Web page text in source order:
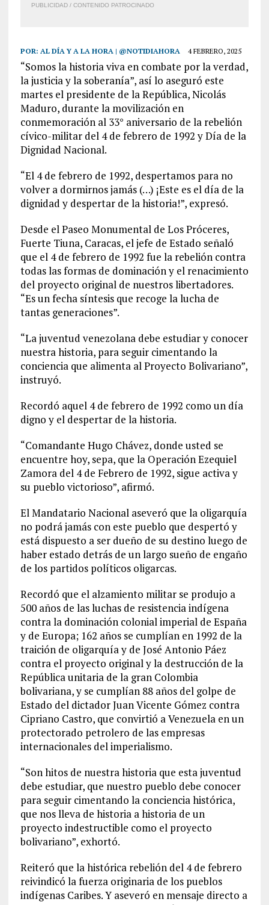
PUBLICIDAD / CONTENIDO PATROCINADO
POR: AL DÍA Y A LA HORA | @NOTIDIAHORA 4 FEBRERO, 2025
“Somos la historia viva en combate por la verdad,
la justicia y la soberanía”, así lo aseguró este
martes el presidente de la República, Nicolás
Maduro, durante la movilización en
conmemoración al 33° aniversario de la rebelión
cívico-militar del 4 de febrero de 1992 y Día de la
Dignidad Nacional.
“El 4 de febrero de 1992, despertamos para no
volver a dormirnos jamás (…) ¡Este es el día de la
dignidad y despertar de la historia!”, expresó.
Desde el Paseo Monumental de Los Próceres,
Fuerte Tiuna, Caracas, el jefe de Estado señaló
que el 4 de febrero de 1992 fue la rebelión contra
todas las formas de dominación y el renacimiento
del proyecto original de nuestros libertadores.
“Es un fecha síntesis que recoge la lucha de
tantas generaciones”.
“La juventud venezolana debe estudiar y conocer
nuestra historia, para seguir cimentando la
conciencia que alimenta al Proyecto Bolivariano”,
instruyó.
Recordó aquel 4 de febrero de 1992 como un día
digno y el despertar de la historia.
“Comandante Hugo Chávez, donde usted se
encuentre hoy, sepa, que la Operación Ezequiel
Zamora del 4 de Febrero de 1992, sigue activa y
su pueblo victorioso”, afirmó.
El Mandatario Nacional aseveró que la oligarquía
no podrá jamás con este pueblo que despertó y
está dispuesto a ser dueño de su destino luego de
haber estado detrás de un largo sueño de engaño
de los partidos políticos oligarcas.
Recordó que el alzamiento militar se produjo a
500 años de las luchas de resistencia indígena
contra la dominación colonial imperial de España
y de Europa; 162 años se cumplían en 1992 de la
traición de oligarquía y de José Antonio Páez
contra el proyecto original y la destrucción de la
República unitaria de la gran Colombia
bolivariana, y se cumplían 88 años del golpe de
Estado del dictador Juan Vicente Gómez contra
Cipriano Castro, que convirtió a Venezuela en un
protectorado petrolero de las empresas
internacionales del imperialismo.
“Son hitos de nuestra historia que esta juventud
debe estudiar, que nuestro pueblo debe conocer
para seguir cimentando la conciencia histórica,
que nos lleva de historia a historia de un
proyecto indestructible como el proyecto
bolivariano”, exhortó.
Reiteró que la histórica rebelión del 4 de febrero
reivindicó la fuerza originaria de los pueblos
indígenas Caribes. Y aseveró en mensaje directo a